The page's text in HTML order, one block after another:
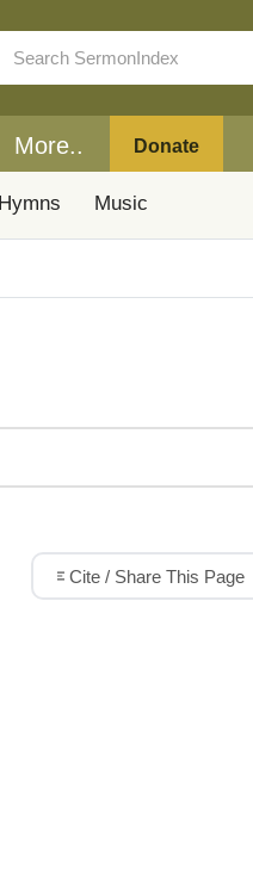
More.. Donate
Hymns Music
Cite / Share This Page